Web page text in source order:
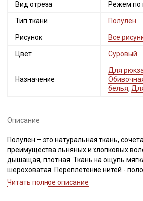
Вид отреза Режем по
Тип ткани Полулен
Рисунок Все
Цвет Суровый
Назначение
Для
белья,
Описание
Полулен – это натуральная ткань,
преимущества льняных и хлопковых
дышащая, плотная. Ткань на ощупь
шероховатая. Переплетение нитей -
Читать полное описание